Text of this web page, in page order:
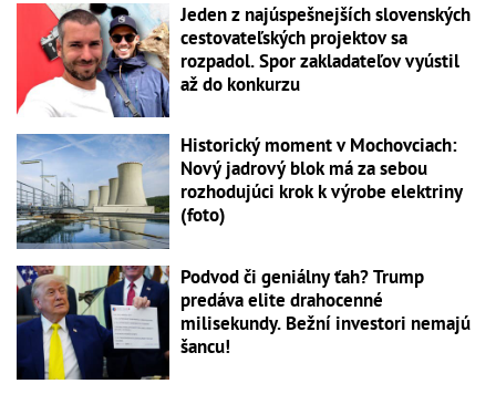
Jeden z najúspešnejších slovenských
cestovateľských projektov sa
rozpadol. Spor zakladateľov vyústil
až do konkurzu
Historický moment v Mochovciach:
Nový jadrový blok má za sebou
rozhodujúci krok k výrobe elektriny
(foto)
Podvod či geniálny ťah? Trump
predáva elite drahocenné
milisekundy. Bežní investori nemajú
šancu!